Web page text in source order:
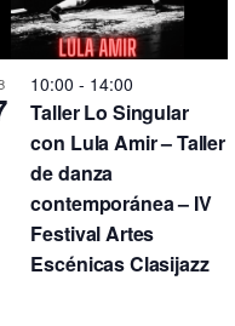
10:00- 14:00
Taller Lo Singular
con Lula Amir – Taller
de danza
contemporánea – IV
Festival Artes
Escénicas Clasijazz